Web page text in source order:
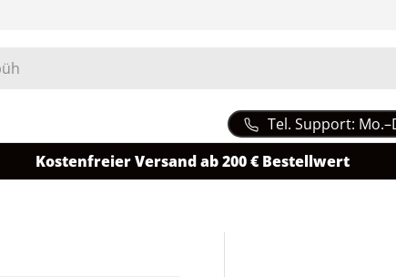
Tel. Support:
Kostenfreier Versand ab 200 € Bestellwert